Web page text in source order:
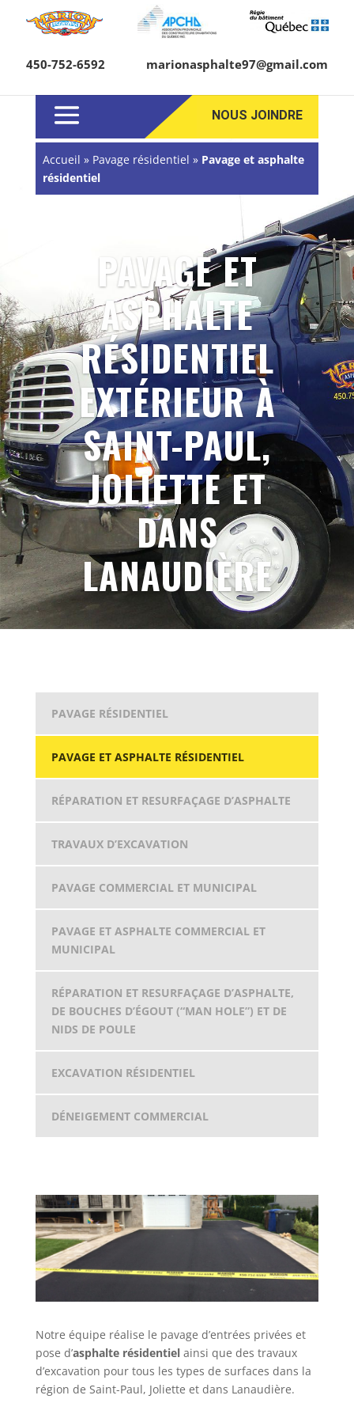
450-752-6592 marionasphalte97@gmail.com
NOUS JOINDRE
Accueil » Pavage résidentiel » Pavage et asphalte
résidentiel
PAVAGE ET
ASPHALTE
RÉSIDENTIEL
EXTÉRIEUR À
SAINT-PAUL,
JOLIETTE ET
DANS
LANAUDIÈRE
PAVAGE RÉSIDENTIEL
PAVAGE ET ASPHALTE RÉSIDENTIEL
RÉPARATION ET RESURFAÇAGE D’ASPHALTE
TRAVAUX D’EXCAVATION
PAVAGE COMMERCIAL ET MUNICIPAL
PAVAGE ET ASPHALTE COMMERCIAL ET
MUNICIPAL
RÉPARATION ET RESURFAÇAGE D’ASPHALTE,
DE BOUCHES D’ÉGOUT (“MAN HOLE”) ET DE
NIDS DE POULE
EXCAVATION RÉSIDENTIEL
DÉNEIGEMENT COMMERCIAL
Notre équipe réalise le pavage d’entrées privées et
pose d’asphalte résidentielainsi que des travaux
d’excavation pour tous les types de surfaces dans la
région de Saint-Paul, Joliette et dans Lanaudière.